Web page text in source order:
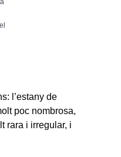
l’estany de
poc nombrosa,
rara i irregular, i